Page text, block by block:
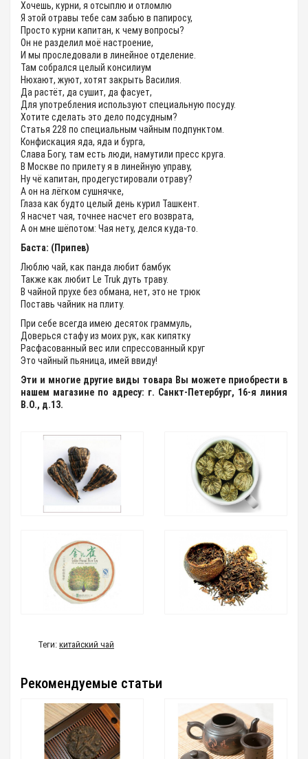
Хочешь, курни, я отсыплю и отломлю
Я этой отравы тебе сам забью в папиросу,
Просто курни капитан, к чему вопросы?
Он не разделил моё настроение,
И мы проследовали в линейное отделение.
Там собрался целый консилиум
Нюхают, жуют, хотят закрыть Василия.
Да растёт, да сушит, да фасует,
Для употребления используют специальную посуду.
Хотите сделать это дело подсудным?
Статья 228 по специальным чайным подпунктом.
Конфискация яда, яда и бурга,
Слава Богу, там есть люди, намутили пресс круга.
В Москве по прилету я в линейную управу,
Ну чё капитан, продегустировали отраву?
А он на лёгком сушнячке,
Глаза как будто целый день курил Ташкент.
Я насчет чая, точнее насчет его возврата,
А он мне шёпотом: Чая нету, делся куда-то.
Баста: (Припев)
Люблю чай, как панда любит бамбук
Также как любит Le Truk дуть траву.
В чайной прухе без обмана, нет, это не трюк
Поставь чайник на плиту.
При себе всегда имею десяток граммуль,
Доверься стафу из моих рук, как кипятку
Расфасованный вес или спрессованный круг
Это чайный пьяница, имей ввиду!
Эти и многие другие виды товара Вы можете приобрести в
нашем магазине по адресу: г. Санкт-Петербург, 16-я линия
В.О., д.13.
Теги: китайский чай
Рекомендуемые статьи